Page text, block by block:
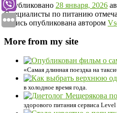
Опубликовано 28 января, 2026
Специалисты по питанию
Запись опубликована автором
More from my site
«Самая длинная поездка на
в холодное время года.
здорового питания сервиса